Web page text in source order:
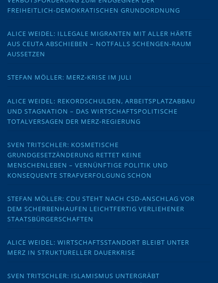
FREIHEITLICH-DEMOKRATISCHEN GRUNDORDNUNG
ALICE WEIDEL: ILLEGALE MIGRANTEN MIT ALLER HÄRTE
AUS CEUTA ABSCHIEBEN – NOTFALLS SCHENGEN-RAUM
AUSSETZEN
STEFAN MÖLLER: MERZ-KRISE IM JULI
ALICE WEIDEL: REKORDSCHULDEN, ARBEITSPLATZABBAU
UND STAGNATION – DAS WIRTSCHAFTSPOLITISCHE
TOTALVERSAGEN DER MERZ-REGIERUNG
SVEN TRITSCHLER: KOSMETISCHE
GRUNDGESETZÄNDERUNG RETTET KEINE
MENSCHENLEBEN – VERNÜNFTIGE POLITIK UND
KONSEQUENTE STRAFVERFOLGUNG SCHON
STEFAN MÖLLER: CDU STEHT NACH CSD-ANSCHLAG VOR
DEM SCHERBENHAUFEN LEICHTFERTIG VERLIEHENER
STAATSBÜRGERSCHAFTEN
ALICE WEIDEL: WIRTSCHAFTSSTANDORT BLEIBT UNTER
MERZ IN STRUKTURELLER DAUERKRISE
SVEN TRITSCHLER: ISLAMISMUS UNTERGRÄBT